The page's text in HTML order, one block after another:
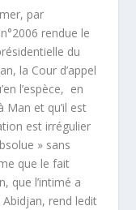
par
rendue le
du
la Cour d’appel
l’espèce, en
Man et qu’il est
est irrégulier
» sans
que le fait
que l’intimé a
rend ledit